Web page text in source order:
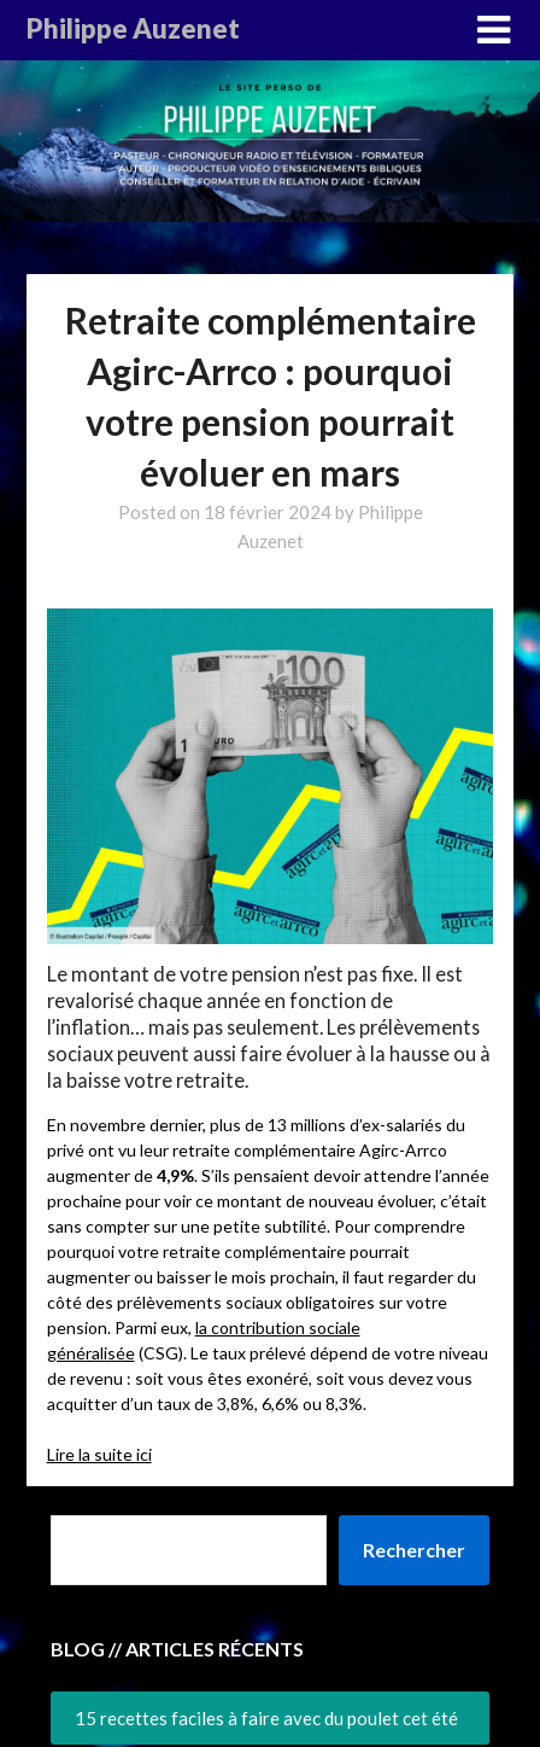
Philippe Auzenet
Retraite complémentaire
Agirc-Arrco : pourquoi
votre pension pourrait
évoluer en mars
Posted on 18 février 2024by Philippe
Auzenet
Le montant de votre pension n’est pas fixe. Il est
revalorisé chaque année en fonction de
l’inflation… mais pas seulement. Les prélèvements
sociaux peuvent aussi faire évoluer à la hausse ou à
la baisse votre retraite.
En novembre dernier, plus de 13 millions d’ex-salariés du
privé ont vu leur retraite complémentaire Agirc-Arrco
augmenter de4,9%. S’ils pensaient devoir attendre l’année
prochaine pour voir ce montant de nouveau évoluer, c’était
sans compter sur une petite subtilité. Pour comprendre
pourquoi votre retraite complémentaire pourrait
augmenter ou baisser le mois prochain, il faut regarder du
côté des prélèvements sociaux obligatoires sur votre
pension. Parmi eux, la contribution sociale
généralisée(CSG). Le taux prélevé dépend de votre niveau
de revenu : soit vous êtes exonéré, soit vous devez vous
acquitter d’un taux de 3,8%, 6,6% ou 8,3%.
Lire la suite ici
Rechercher
BLOG // ARTICLES RÉCENTS
15 recettes faciles à faire avec du poulet cet été